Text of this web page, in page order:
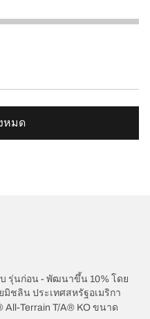
หมด
รุ่นก่อน - พัฒนาขึ้น 10% โดย
มิชลิน ประเทศสหรัฐอเมริกา
All-Terrain T/A® KO ขนาด